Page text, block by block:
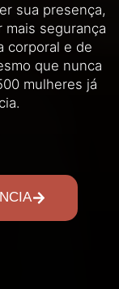
sua presença,
segurança
corporal e de
que nunca
mulheres já